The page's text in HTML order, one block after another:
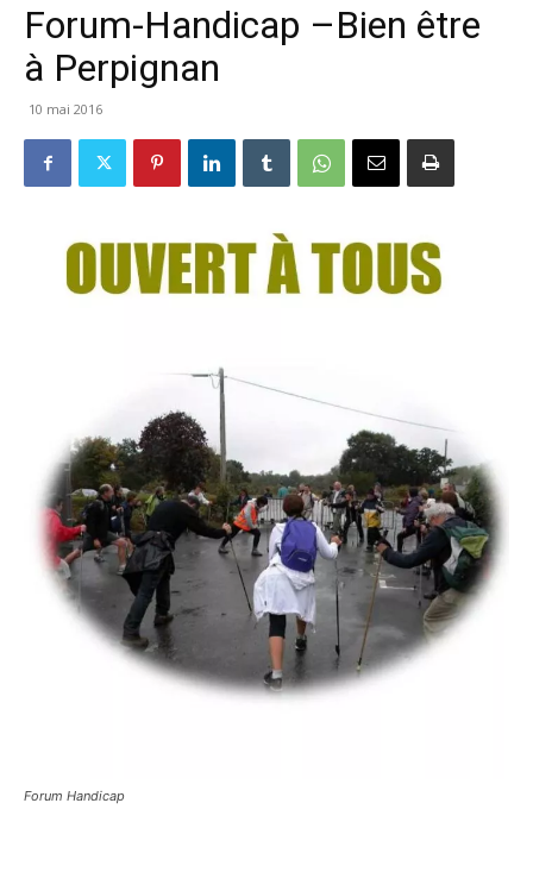
Forum-Handicap –Bien être
à Perpignan
10 mai 2016
Forum Handicap